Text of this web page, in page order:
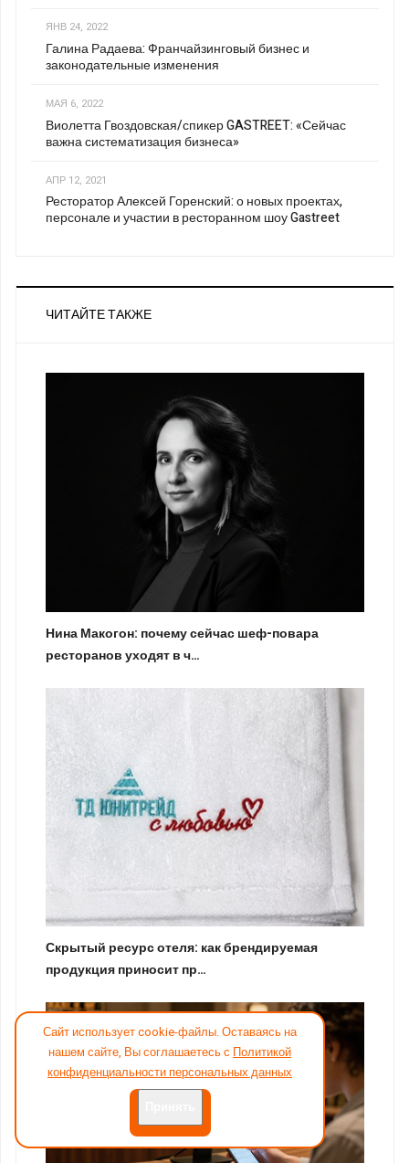
ЯНВ 24, 2022
Галина Радаева: Франчайзинговый бизнес и
законодательные изменения
МАЯ 6, 2022
Виолетта Гвоздовская/спикер GASTREET: «Сейчас
важна систематизация бизнеса»
АПР 12, 2021
Ресторатор Алексей Горенский: о новых проектах,
персонале и участии в ресторанном шоу Gastreet
ЧИТАЙТЕ ТАКЖЕ
Нина Макогон: почему сейчас шеф-повара
ресторанов уходят в ч…
Скрытый ресурс отеля: как брендируемая
продукция приносит пр…
Сайт использует cookie-файлы. Оставаясь на
нашем сайте, Вы соглашаетесь с Политикой
конфиденциальности персональных данных